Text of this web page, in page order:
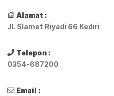
Alamat :
Jl. Slamet Riyadi 66 Kediri
Telepon :
0354-687200
Email :